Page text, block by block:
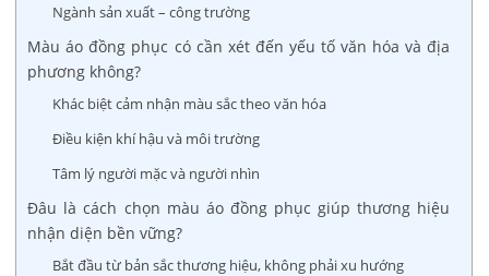
Ngành sản xuất – công trường
Màu áo đồng phục có cần xét đến yếu tố văn hóa và địa
phương không?
Khác biệt cảm nhận màu sắc theo văn hóa
Điều kiện khí hậu và môi trường
Tâm lý người mặc và người nhìn
Đâu là cách chọn màu áo đồng phục giúp thương hiệu
nhận diện bền vững?
Bắt đầu từ bản sắc thương hiệu, không phải xu hướng